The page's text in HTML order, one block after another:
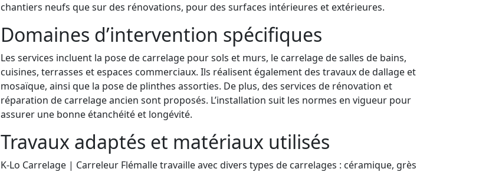
chantiers neufs que sur des rénovations, pour des surfaces intérieures et extérieures.
Domaines d’intervention spécifiques
Les services incluent la pose de carrelage pour sols et murs, le carrelage de salles de bains,
cuisines, terrasses et espaces commerciaux. Ils réalisent également des travaux de dallage et
mosaïque, ainsi que la pose de plinthes assorties. De plus, des services de rénovation et
réparation de carrelage ancien sont proposés. L’installation suit les normes en vigueur pour
assurer une bonne étanchéité et longévité.
Travaux adaptés et matériaux utilisés
K-Lo Carrelage | Carreleur Flémalle travaille avec divers types de carrelages : céramique, grès